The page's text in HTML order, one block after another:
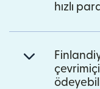
hızlı